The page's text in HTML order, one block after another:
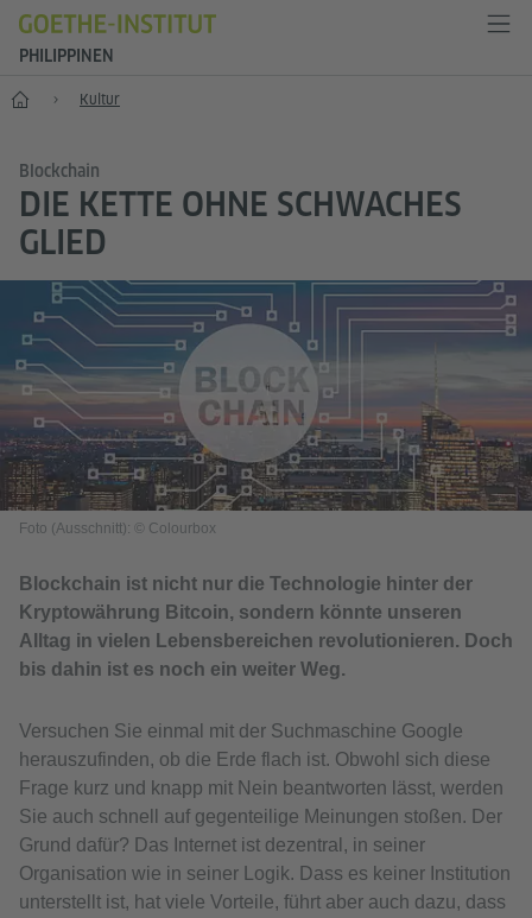
PHILIPPINEN
Start Kultur
Blockchain
DIE KETTE OHNE SCHWACHES
GLIED
Foto (Ausschnitt): © Colourbox
Blockchain ist nicht nur die Technologie hinter der
Kryptowährung Bitcoin, sondern könnte unseren
Alltag in vielen Lebensbereichen revolutionieren. Doch
bis dahin ist es noch ein weiter Weg.
Versuchen Sie einmal mit der Suchmaschine Google
herauszufinden, ob die Erde flach ist. Obwohl sich diese
Frage kurz und knapp mit Nein beantworten lässt, werden
Sie auch schnell auf gegenteilige Meinungen stoßen. Der
Grund dafür? Das Internet ist dezentral, in seiner
Organisation wie in seiner Logik. Dass es keiner Institution
unterstellt ist, hat viele Vorteile, führt aber auch dazu, dass